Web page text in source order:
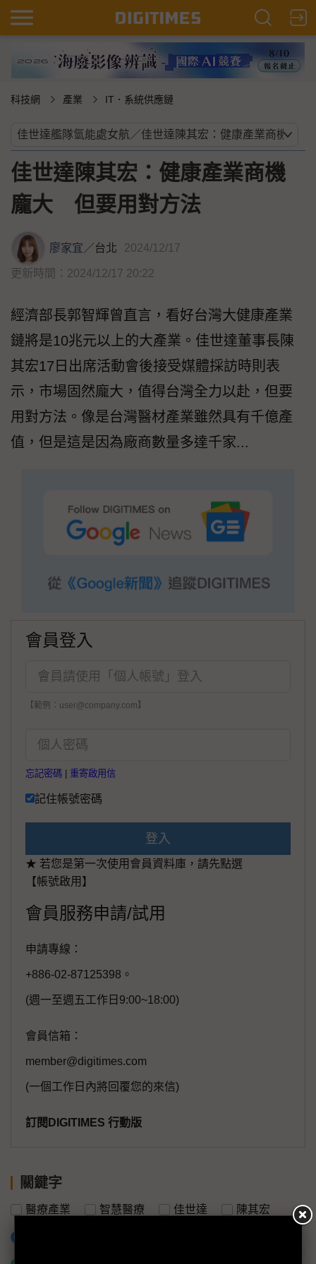
科技網 產業 IT．系統供應鏈
佳世達陳其宏：健康產業商機
龐大 但要用對方法
廖家宜／台北 2024/12/17
更新時間：2024/12/17 20:22
經濟部長郭智輝曾直言，看好台灣大健康產業
鏈將是10兆元以上的大產業。佳世達董事長陳
其宏17日出席活動會後接受媒體採訪時則表
示，市場固然龐大，值得台灣全力以赴，但要
用對方法。像是台灣醫材產業雖然具有千億產
值，但是這是因為廠商數量多達千家...
會員登入
【範例：user@company.com】
忘記密碼 重寄啟用信
記住帳號密碼
登入
★ 若您是第一次使用會員資料庫，請先點選
【帳號啟用】
會員服務申請/試用
申請專線：
+886-02-87125398。
(週一至週五工作日9:00~18:00)
會員信箱：
member@digitimes.com
(一個工作日內將回覆您的來信)
訂閱DIGITIMES 行動版
關鍵字
醫療產業 智慧醫療 佳世達 陳其宏